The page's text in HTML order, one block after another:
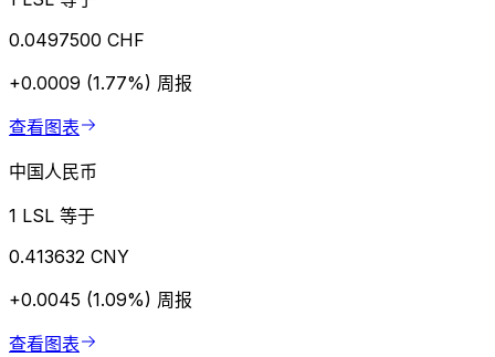
0.0497500 CHF
+0.0009 (1.77%) 周报
查看图表
中国人民币
1 LSL 等于
0.413632 CNY
+0.0045 (1.09%) 周报
查看图表